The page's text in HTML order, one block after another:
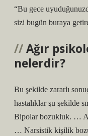
“Bu gece
sizi bugün buraya
Ağır
nelerdir?
Bu şekilde zararlı
hastalıklar şu şekilde
Bipolar bozukluk. …
… Narsistik kişilik